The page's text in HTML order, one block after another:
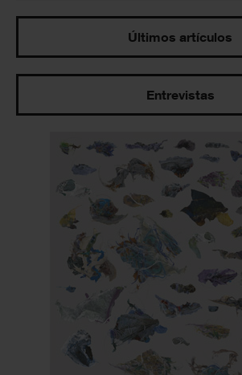
Últimos artículos
Entrevistas